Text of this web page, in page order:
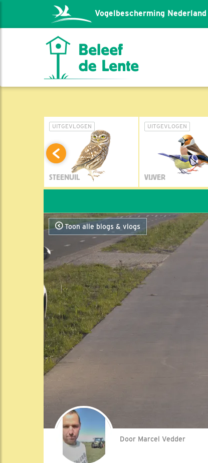
Vogelbescherming Nederland
UITGEVLOGEN
STEENUIL
UITGEVLOGEN
VIJVER
Toon alle blogs & vlogs
Door Marcel Vedder